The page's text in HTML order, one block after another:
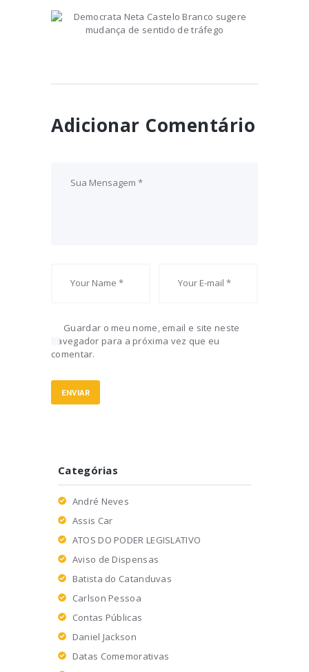
Democrata Neta Castelo
Branco sugere mudança de
Adicionar Comentário
Guardar o meu nome, email e site neste
navegador para a próxima vez que eu
comentar.
Categórias
André Neves
Assis Car
ATOS DO PODER LEGISLATIVO
Aviso de Dispensas
Batista do Catanduvas
Carlson Pessoa
Contas Públicas
Daniel Jackson
Datas Comemorativas